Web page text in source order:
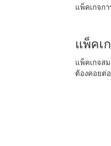
แพ็คเกจก
แพ็คเ
แพ็คเกจส
ต้องคอยต่